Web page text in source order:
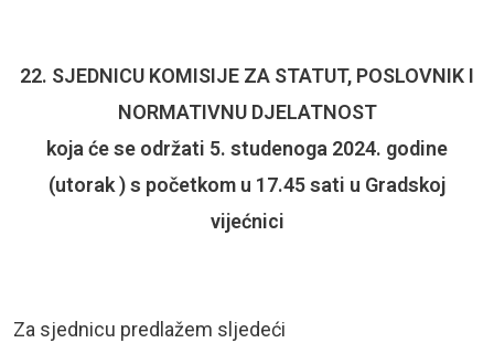
22. SJEDNICU KOMISIJE ZA STATUT, POSLOVNIK I
NORMATIVNU DJELATNOST
koja će se održati 5. studenoga 2024. godine
(utorak ) s početkom u 17.45 sati u Gradskoj
vijećnici
Za sjednicu predlažem sljedeći